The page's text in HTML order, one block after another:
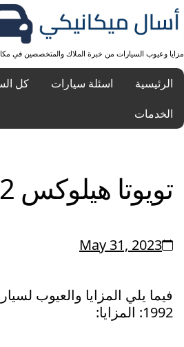
مزايا وعيوب السيارات من خبرة الملاك والمتخصصين في
الرئيسية اسئلة سيارات كل
الخدمات
تويوتا هيلوكس 1992
May 31, 2023
فيما يلي المزايا والعيوب
1992: المزايا: